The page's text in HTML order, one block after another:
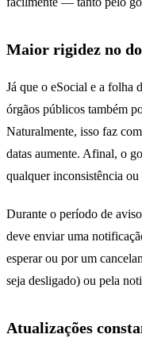
Maior rigidez no
Já que o eSocial e a folha
órgãos públicos também
Naturalmente, isso faz
datas aumente. Afinal, o
qualquer inconsistência
Durante o período de
deve enviar uma
esperar ou por um
seja desligado) ou pela
Atualizações